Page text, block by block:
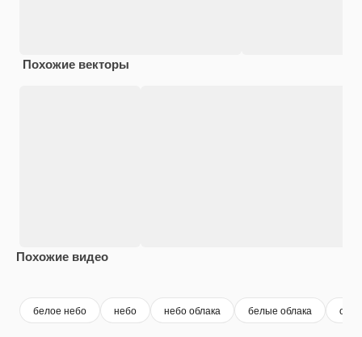
Похожие векторы
Похожие видео
белое небо небо небо облака белые облака